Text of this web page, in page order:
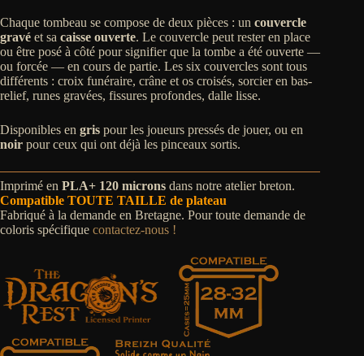
Chaque tombeau se compose de deux pièces : un couvercle
gravé et sa caisse ouverte. Le couvercle peut rester en place
ou être posé à côté pour signifier que la tombe a été ouverte —
ou forcée — en cours de partie. Les six couvercles sont tous
différents : croix funéraire, crâne et os croisés, sorcier en bas-
relief, runes gravées, fissures profondes, dalle lisse.
Disponibles en gris pour les joueurs pressés de jouer, ou en
noir pour ceux qui ont déjà les pinceaux sortis.
Imprimé en PLA+ 120 microns dans notre atelier breton.
Compatible TOUTE TAILLE de plateau
Fabriqué à la demande en Bretagne. Pour toute demande de
coloris spécifique contactez-nous !